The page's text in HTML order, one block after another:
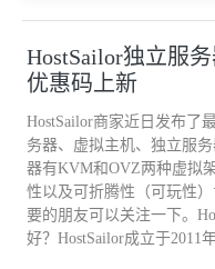
HostSailor独立服
优惠码上新
HostSailor商家近日发布了
务器、虚拟主机、独立服
器有KVM和OVZ两种虚拟
性以及可折腾性（可玩性
要的朋友可以关注一下。
好？HostSailor成立于2011